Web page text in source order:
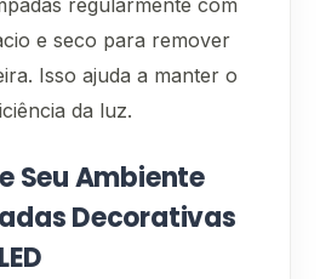
regularmente com
e seco para remover
Isso ajuda a manter o
da luz.
Seu Ambiente
Decorativas